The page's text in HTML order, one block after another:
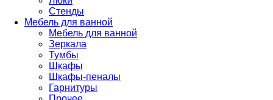
Стенды
Мебель для ванной
Мебель для ванной
Зеркала
Тумбы
Шкафы
Шкафы-пеналы
Гарнитуры